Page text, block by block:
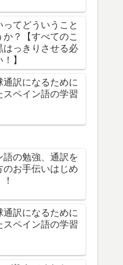
ってどういうこと
か？【すべてのこ
はっきりさせる必
】
通訳になるために
スペイン語の学習
語の勉強、通訳を
のお手伝いはじめ
通訳になるために
スペイン語の学習